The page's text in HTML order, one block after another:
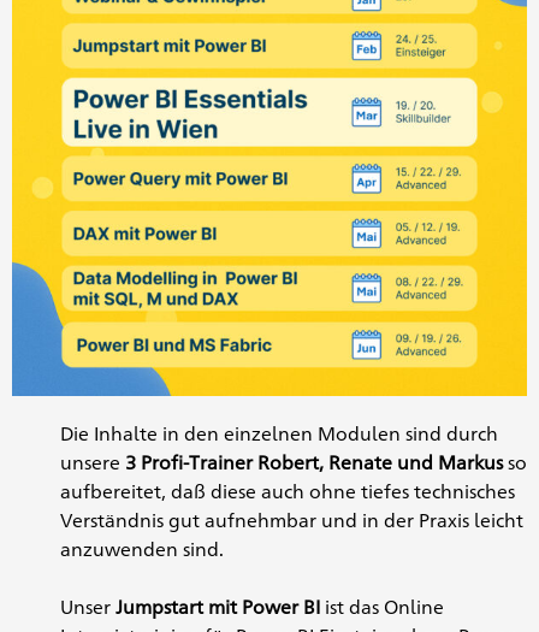
Die Inhalte in den einzelnen Modulen sind durch
unsere 3 Profi-Trainer Robert, Renate und Markusso
aufbereitet, daß diese auch ohne tiefes technisches
Verständnis gut aufnehmbar und in der Praxis leicht
anzuwenden sind.
Unser Jumpstart mit Power BI ist das Online